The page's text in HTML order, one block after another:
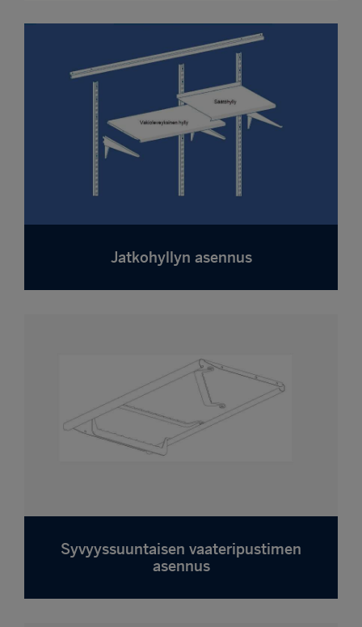
Jatkohyllyn asennus
Syvyyssuuntaisen vaateripustimen
asennus